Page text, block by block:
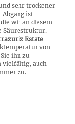
sehr trockener
Abgang ist
wir an diesem
Säurestruktur.
Estate
von
ihn zu
vielfältig, auch
zu.